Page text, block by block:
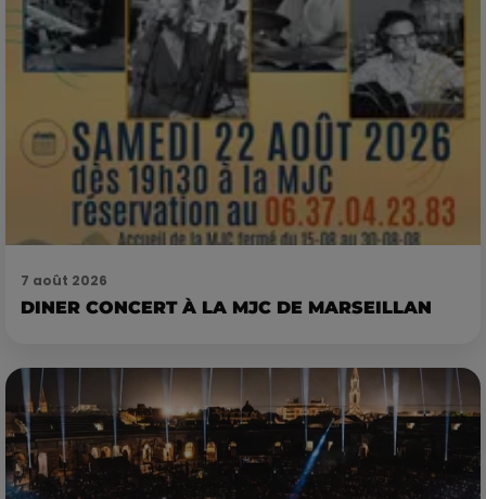
7 août 2026
DINER CONCERT À LA MJC DE MARSEILLAN